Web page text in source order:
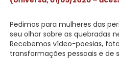
Pedimos para mulheres das
seu olhar sobre as quebradas
Recebemos vídeo-poesias,
transformações pessoais e de